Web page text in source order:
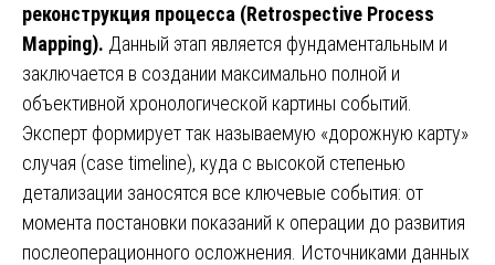
реконструкция процесса (Retrospective Process
Mapping). Данный этап является фундаментальным и
заключается в создании максимально полной и
объективной хронологической картины событий.
Эксперт формирует так называемую «дорожную карту»
случая (case timeline), куда с высокой степенью
детализации заносятся все ключевые события: от
момента постановки показаний к операции до развития
послеоперационного осложнения. Источниками данных